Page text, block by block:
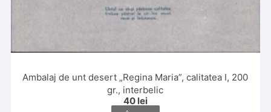
Ambalaj de unt desert „Regina Maria”, calitatea I, 200
gr., interbelic
40 lei